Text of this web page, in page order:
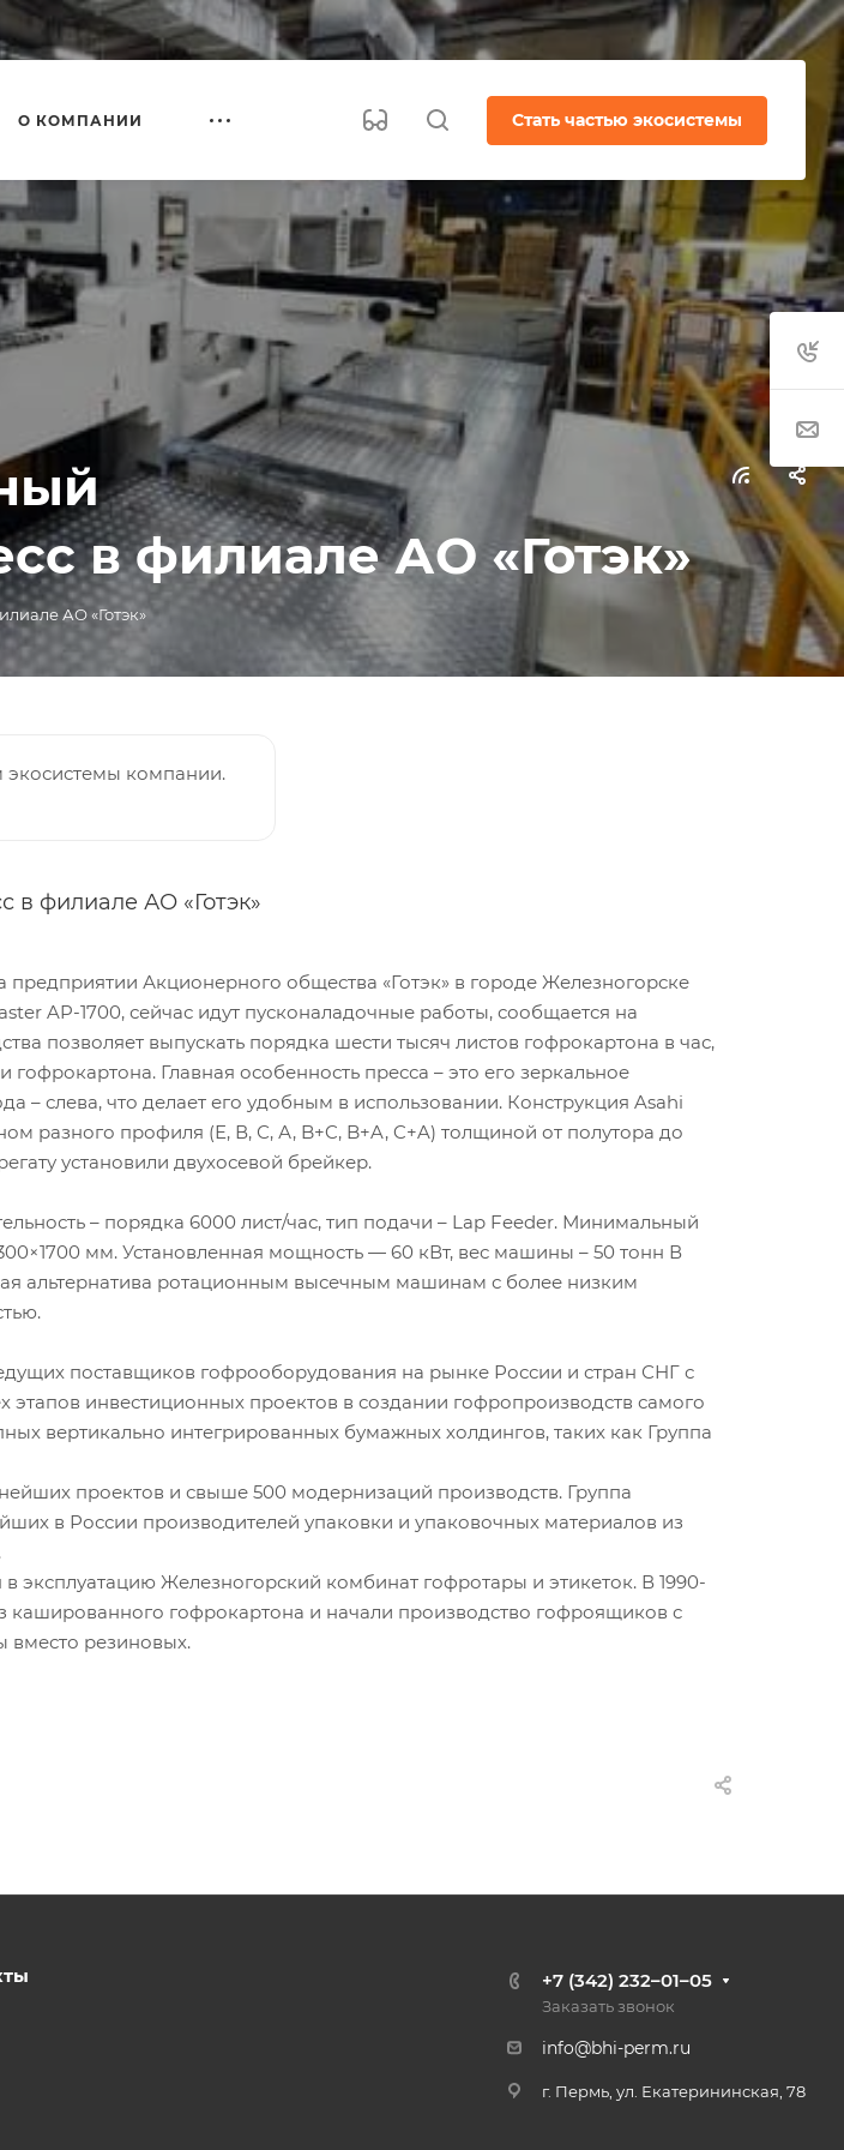
О КОМПАНИИ Стать частью экосистемы
в филиале АО «Готэк»
АО «Готэк»
экосистемы компании.
в филиале АО «Готэк»
Акционерного общества «Готэк» в городе Железногорске
AP-1700, сейчас идут пусконаладочные работы, сообщается на
позволяет выпускать порядка шести тысяч листов гофрокартона в час,
Главная особенность пресса – это его зеркальное
– слева, что делает его удобным в использовании. Конструкция Asahi
разного профиля (Е, В, С, А, B+C, B+A, C+A) толщиной от полутора до
установили двухосевой брейкер.
– порядка 6000 лист/час, тип подачи – Lap Feeder. Минимальный
мм. Установленная мощность — 60 кВт, вес машины – 50 тонн В
альтернатива ротационным высечным машинам с более низким
поставщиков гофрооборудования на рынке России и стран СНГ с
инвестиционных проектов в создании гофропроизводств самого
вертикально интегрированных бумажных холдингов, таких как Группа
проектов и свыше 500 модернизаций производств. Группа
в России производителей упаковки и упаковочных материалов из
эксплуатацию Железногорский комбинат гофротары и этикеток. В 1990-
кашированного гофрокартона и начали производство гофроящиков с
вместо резиновых.
+7 (342) 232–01–05
Заказать звонок
info@bhi-perm.ru
г. Пермь, ул. Екатерининская, 78